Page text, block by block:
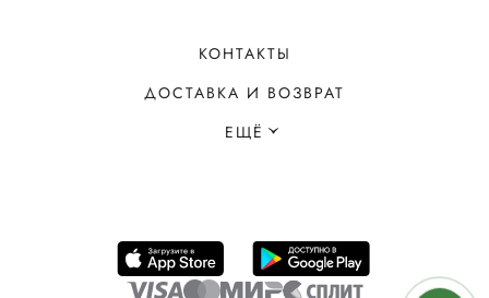
КОНТАКТЫ
ДОСТАВКА И ВОЗВРАТ
ЕЩЁ